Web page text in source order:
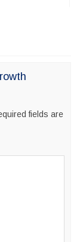
fields are